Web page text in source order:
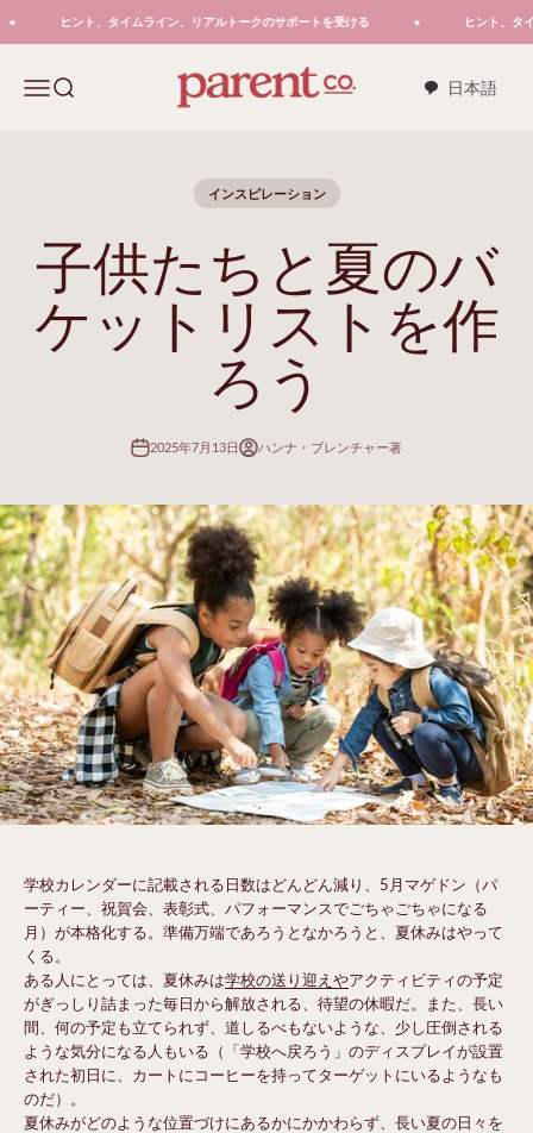
ヒント、タイムライン、リアルトークのサポートを受ける ヒント、タイ
メニュー
検索 親会社。
日本語
インスピレーション
子供たちと夏のバ
ケットリストを作
ろう
2025年7月13日 ハンナ・ブレンチャー著
学校カレンダーに記載される日数はどんどん減り、5月マゲドン（パ
ーティー、祝賀会、表彰式、パフォーマンスでごちゃごちゃになる
月）が本格化する。準備万端であろうとなかろうと、夏休みはやって
くる。
ある人にとっては、夏休みは学校の送り迎えやアクティビティの予定
がぎっしり詰まった毎日から解放される、待望の休暇だ。また、長い
間、何の予定も立てられず、道しるべもないような、少し圧倒される
ような気分になる人もいる（「学校へ戻ろう」のディスプレイが設置
された初日に、カートにコーヒーを持ってターゲットにいるようなも
のだ）。
夏休みがどのような位置づけにあるかにかかわらず、長い夏の日々を